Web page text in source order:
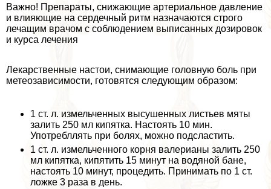
Важно! Препараты, снижающие артериальное давление
и влияющие на сердечный ритм назначаются строго
лечащим врачом с соблюдением выписанных дозировок
и курса лечения
Лекарственные настои, снимающие головную боль при
метеозависимости, готовятся следующим образом:
1 ст. л. измельченных высушенных листьев мяты
залить 250 мл кипятка. Настоять 10 мин.
Употрeбллять при болях, можно подсластить.
1 ст. л. измельченного корня валерианы залить 250
мл кипятка, кипятить 15 минут на водяной бане,
настоять 10 минут, процедить. Принимать по 1 ст.
ложке 3 раза в день.